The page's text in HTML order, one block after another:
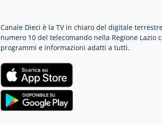
Canale Dieci è la TV in chiaro del digitale
numero 10 del telecomando nella Regione Lazio
programmi e informazioni adatti a tutti.